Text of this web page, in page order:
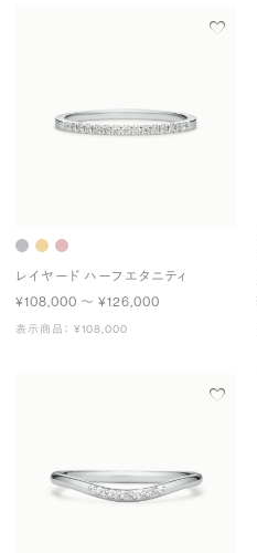
レイヤード ハーフエタニティ
¥108,000 〜 ¥126,000
表示商品： ¥108,000